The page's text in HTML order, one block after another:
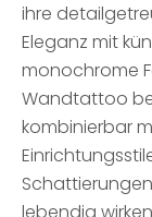
ihre
Eleganz mit
monochrome
Wandtattoo
kombinierbar